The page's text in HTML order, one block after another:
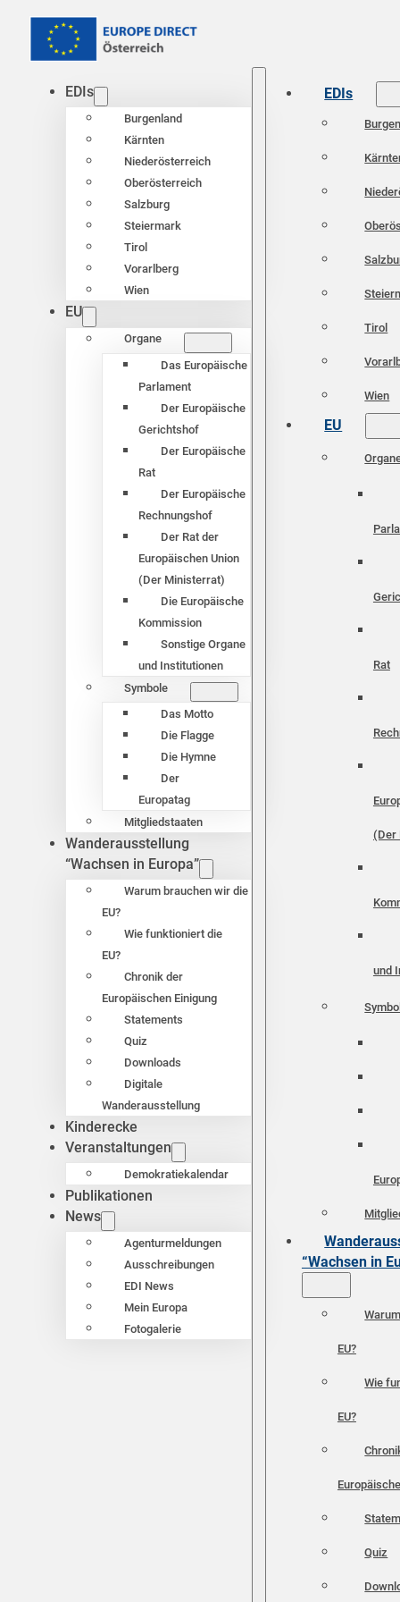
EDIs
Burgenland
Kärnten
Niederösterreich
Oberösterreich
Salzburg
Steiermark
Tirol
Vorarlberg
Wien
EU
Organe
Das Europäische
Parlament
Der Europäische
Gerichtshof
Der Europäische
Rat
Der Europäische
Rechnungshof
Der Rat der
Europäischen Union
(Der Ministerrat)
Die Europäische
Kommission
Sonstige Organe
und Institutionen
Symbole
Das Motto
Die Flagge
Die Hymne
Der
Europatag
Mitgliedstaaten
Wanderausstellung
“Wachsen in Europa”
Warum brauchen wir die
EU?
Wie funktioniert die
EU?
Chronik der
Europäischen Einigung
Statements
Quiz
Downloads
Digitale
Wanderausstellung
Kinderecke
Veranstaltungen
Demokratiekalendar
Publikationen
News
Agenturmeldungen
Ausschreibungen
EDI News
Mein Europa
Fotogalerie
EDIs
Tirol
Wien
EU
Rat
(Der
und
“Wachsen in
EU?
Wie
EU?
Quiz